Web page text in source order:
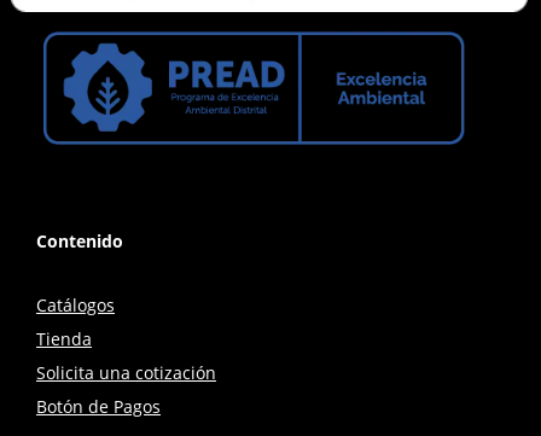
Contenido
Catálogos
Tienda
Solicita una cotización
Botón de Pagos